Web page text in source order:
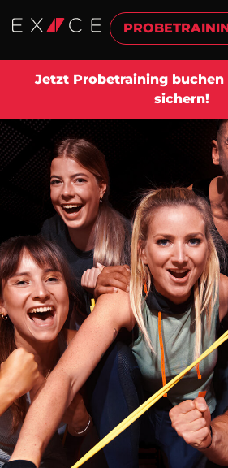
Jetzt Probetraining buchen
sichern!